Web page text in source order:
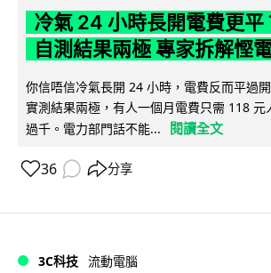
冷氣 24 小時長開電費更平
自測結果兩極 專家拆解慳
你信唔信冷氣長開 24 小時，電費反而平過
實測結果兩極，有人一個月電費只需 118 元
過千。電力部門話不能...
閱讀全文
36 分享
3C科技 流動電腦